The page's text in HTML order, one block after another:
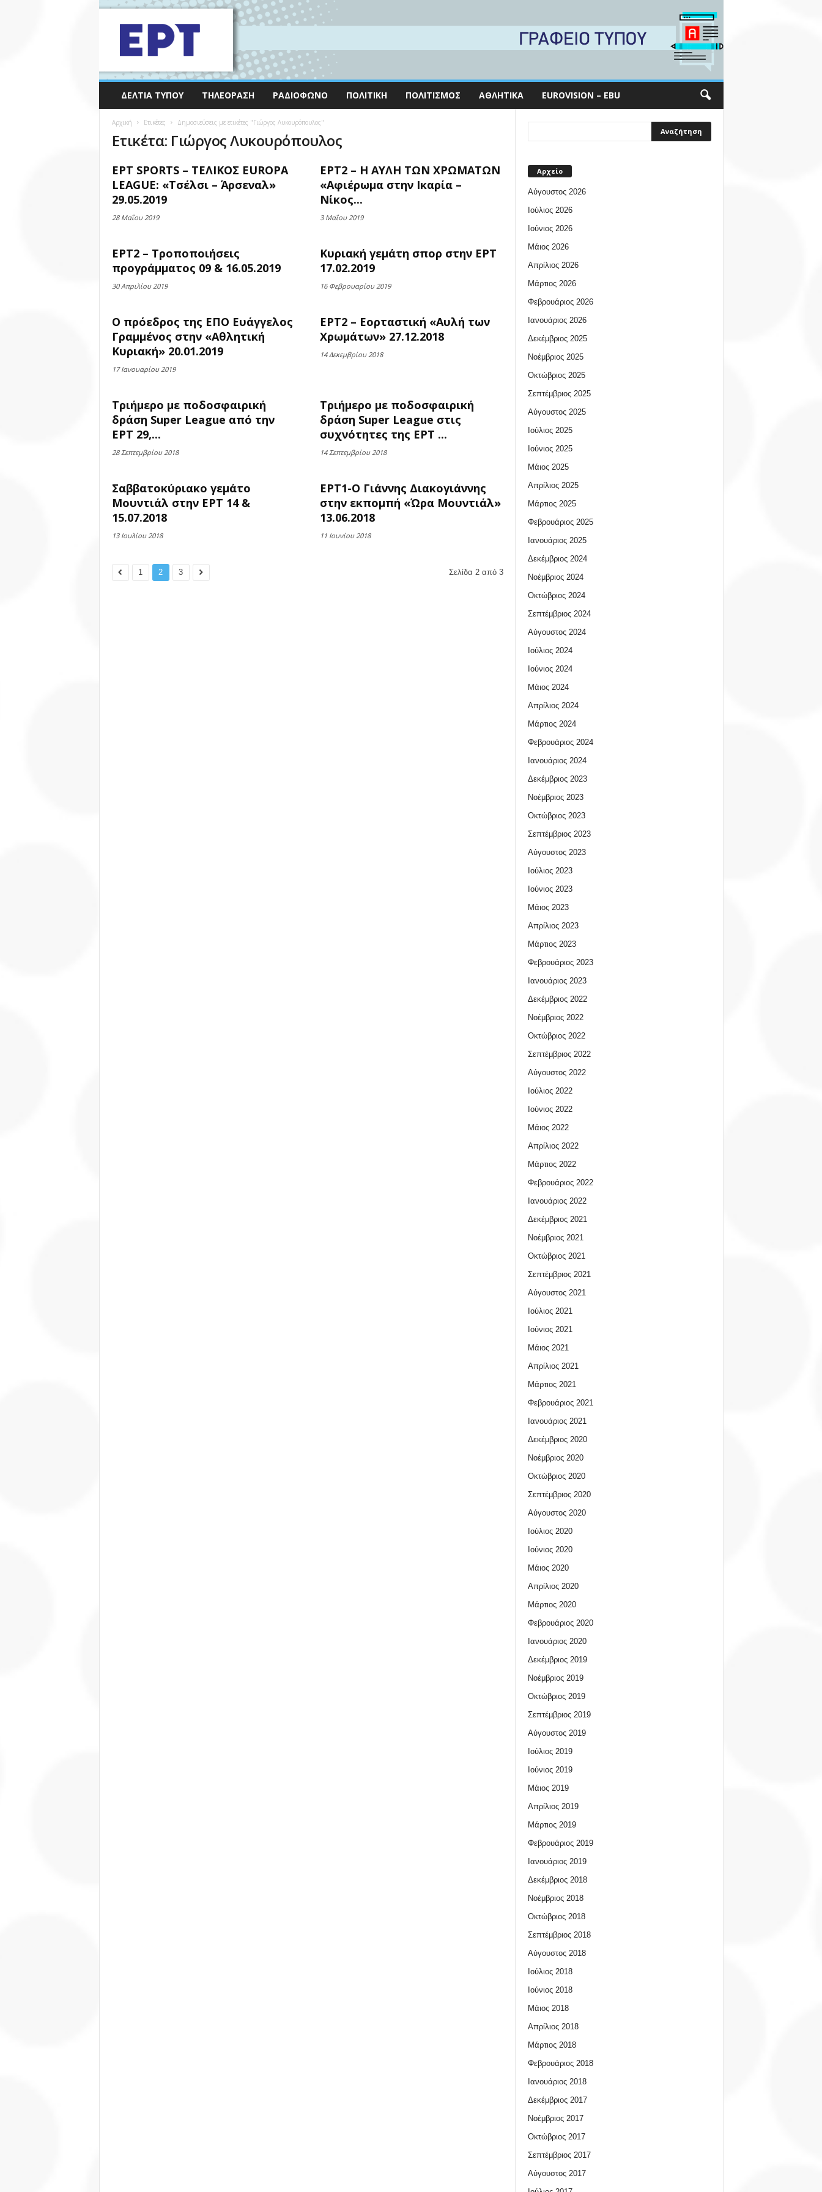
ΔΕΛΤΊΑ ΤΎΠΟΥ ΤΗΛΕΌΡΑΣΗ ΡΑΔΙΌΦΩΝΟ ΠΟΛΙΤΙΚΉ ΠΟΛΙΤΙΣΜΌΣ ΑΘΛΗΤΙΚΆ EUROVISION – EBU
Αρχική Ετικέτες Δημοσιεύσεις με ετικέτες "Γιώργος Λυκουρόπουλος"
Ετικέτα: Γιώργος Λυκουρόπουλος
ΕΡΤ SPORTS – ΤΕΛΙΚΟΣ EUROPA
LEAGUE: «Τσέλσι – Άρσεναλ»
29.05.2019
28 Μαΐου 2019
ΕΡΤ2 – Η ΑΥΛΗ ΤΩΝ ΧΡΩΜΑΤΩΝ
«Αφιέρωμα στην Ικαρία –
Νίκος...
3 Μαΐου 2019
ΕΡΤ2 – Τροποποιήσεις
προγράμματος 09 & 16.05.2019
30 Απριλίου 2019
Κυριακή γεμάτη σπορ στην ΕΡΤ
17.02.2019
16 Φεβρουαρίου 2019
Ο πρόεδρος της ΕΠΟ Ευάγγελος
Γραμμένος στην «Αθλητική
Κυριακή» 20.01.2019
17 Ιανουαρίου 2019
ΕΡΤ2 – Εορταστική «Αυλή των
Χρωμάτων» 27.12.2018
14 Δεκεμβρίου 2018
Τριήμερο με ποδοσφαιρική
δράση Super League από την
ΕΡΤ 29,...
28 Σεπτεμβρίου 2018
Τριήμερο με ποδοσφαιρική
δράση Super League στις
συχνότητες της ΕΡΤ ...
14 Σεπτεμβρίου 2018
Σαββατοκύριακο γεμάτο
Μουντιάλ στην ΕΡΤ 14 &
15.07.2018
13 Ιουλίου 2018
ΕΡΤ1-Ο Γιάννης Διακογιάννης
στην εκπομπή «Ώρα Μουντιάλ»
13.06.2018
11 Ιουνίου 2018
1 2 3 Σελίδα 2 από 3
Αρχείο
Αύγουστος 2026
Ιούλιος 2026
Ιούνιος 2026
Μάιος 2026
Απρίλιος 2026
Μάρτιος 2026
Φεβρουάριος 2026
Ιανουάριος 2026
Δεκέμβριος 2025
Νοέμβριος 2025
Οκτώβριος 2025
Σεπτέμβριος 2025
Αύγουστος 2025
Ιούλιος 2025
Ιούνιος 2025
Μάιος 2025
Απρίλιος 2025
Μάρτιος 2025
Φεβρουάριος 2025
Ιανουάριος 2025
Δεκέμβριος 2024
Νοέμβριος 2024
Οκτώβριος 2024
Σεπτέμβριος 2024
Αύγουστος 2024
Ιούλιος 2024
Ιούνιος 2024
Μάιος 2024
Απρίλιος 2024
Μάρτιος 2024
Φεβρουάριος 2024
Ιανουάριος 2024
Δεκέμβριος 2023
Νοέμβριος 2023
Οκτώβριος 2023
Σεπτέμβριος 2023
Αύγουστος 2023
Ιούλιος 2023
Ιούνιος 2023
Μάιος 2023
Απρίλιος 2023
Μάρτιος 2023
Φεβρουάριος 2023
Ιανουάριος 2023
Δεκέμβριος 2022
Νοέμβριος 2022
Οκτώβριος 2022
Σεπτέμβριος 2022
Αύγουστος 2022
Ιούλιος 2022
Ιούνιος 2022
Μάιος 2022
Απρίλιος 2022
Μάρτιος 2022
Φεβρουάριος 2022
Ιανουάριος 2022
Δεκέμβριος 2021
Νοέμβριος 2021
Οκτώβριος 2021
Σεπτέμβριος 2021
Αύγουστος 2021
Ιούλιος 2021
Ιούνιος 2021
Μάιος 2021
Απρίλιος 2021
Μάρτιος 2021
Φεβρουάριος 2021
Ιανουάριος 2021
Δεκέμβριος 2020
Νοέμβριος 2020
Οκτώβριος 2020
Σεπτέμβριος 2020
Αύγουστος 2020
Ιούλιος 2020
Ιούνιος 2020
Μάιος 2020
Απρίλιος 2020
Μάρτιος 2020
Φεβρουάριος 2020
Ιανουάριος 2020
Δεκέμβριος 2019
Νοέμβριος 2019
Οκτώβριος 2019
Σεπτέμβριος 2019
Αύγουστος 2019
Ιούλιος 2019
Ιούνιος 2019
Μάιος 2019
Απρίλιος 2019
Μάρτιος 2019
Φεβρουάριος 2019
Ιανουάριος 2019
Δεκέμβριος 2018
Νοέμβριος 2018
Οκτώβριος 2018
Σεπτέμβριος 2018
Αύγουστος 2018
Ιούλιος 2018
Ιούνιος 2018
Μάιος 2018
Απρίλιος 2018
Μάρτιος 2018
Φεβρουάριος 2018
Ιανουάριος 2018
Δεκέμβριος 2017
Νοέμβριος 2017
Οκτώβριος 2017
Σεπτέμβριος 2017
Αύγουστος 2017